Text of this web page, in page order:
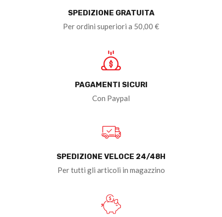
SPEDIZIONE GRATUITA
Per ordini superiori a 50,00 €
PAGAMENTI SICURI
Con Paypal
SPEDIZIONE VELOCE 24/48H
Per tutti gli articoli in magazzino